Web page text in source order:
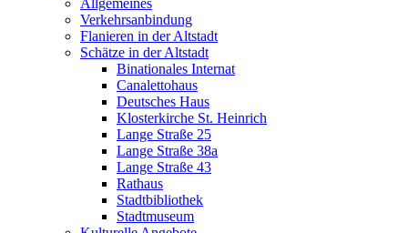
Verkehrsanbindung
Flanieren in der Altstadt
Schätze in der Altstadt
Binationales Internat
Canalettohaus
Deutsches Haus
Klosterkirche St. Heinrich
Lange Straße 25
Lange Straße 38a
Lange Straße 43
Rathaus
Stadtbibliothek
Stadtmuseum